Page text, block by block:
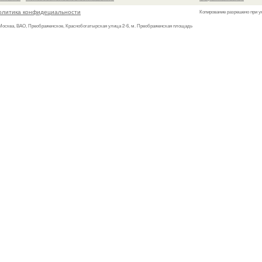
конфидециальности
ВАО, Преображенское, Краснобогатырская улица 2-6, м. Преображенская площадь
Копирование разрешено при